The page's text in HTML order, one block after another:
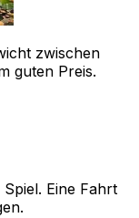
zwischen
guten Preis.
Eine Fahrt